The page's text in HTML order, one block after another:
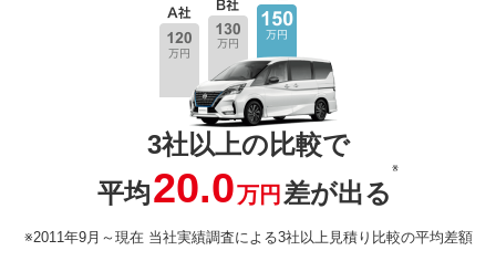
3社以上の比較で
平均20.0万円 差が出る
※
※2011年9月～現在 当社実績調査による3社以上見積り比較の平均差額